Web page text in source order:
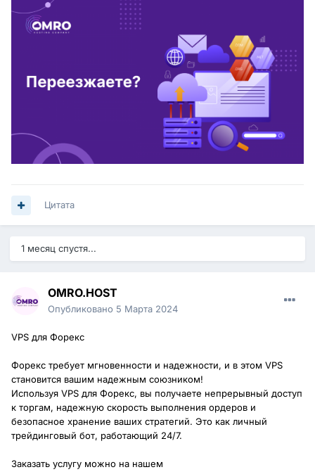
Цитата
1 месяц спустя...
OMRO.HOST
Опубликовано 5 Марта 2024
VPS для Форекс
Форекс требует мгновенности и надежности, и в этом VPS
становится вашим надежным союзником!
Используя VPS для Форекс, вы получаете непрерывный доступ
к торгам, надежную скорость выполнения ордеров и
безопасное хранение ваших стратегий. Это как личный
трейдинговый бот, работающий 24/7.
Заказать услугу можно на нашем